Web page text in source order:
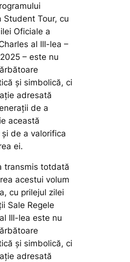
Student Tour, cu
Oficiale a
al III-lea –
– este nu
și simbolică, ci
adresată
de a
această
de a valorifica
ei.
transmis totdată
acestui volum
cu prilejul zilei
Sale Regele
III-lea este nu
și simbolică, ci
adresată